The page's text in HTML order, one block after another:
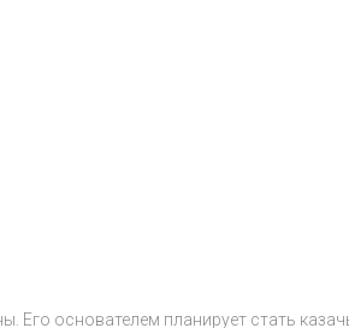
Его основателем планирует стать